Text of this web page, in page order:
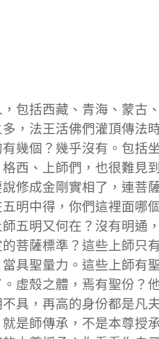
包括西藏、青海、蒙古
，法王活佛們灌頂傳法
幾個？幾乎沒有。包括
西、上師們，也很難見
修成金剛實相了，連菩
明中得，你們這裡面哪
五明又何在？沒有明通
菩薩標準？這些上師只
具聖量力。這些上師有
虛殼之體，焉有聖份？
具，再高的身份都是凡
是師傳承，不是本尊授